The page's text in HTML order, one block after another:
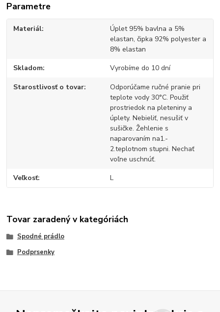
Parametre
Materiál
Úplet 95% bavlna a 5%
elastan, čipka 92% polyester a
8% elastan
Skladom Vyrobíme do 10 dní
Starostlivosť o tovar
Odporúčame ručné pranie pri
teplote vody 30°C. Použiť
prostriedok na pleteniny a
úplety. Nebieliť, nesušiť v
sušičke. Žehlenie s
naparovaním na1.-
2.teplotnom stupni. Nechať
voľne uschnúť.
Veľkosť L
Tovar zaradený v kategóriách
Spodné prádlo
Podprsenky